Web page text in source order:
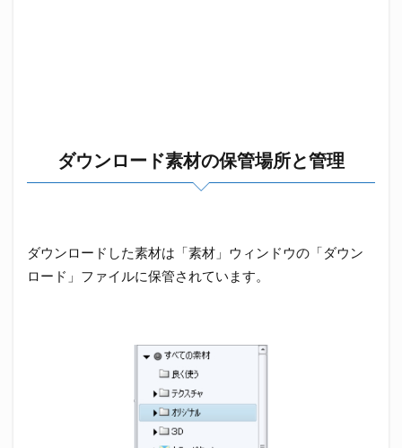
ダウンロード素材の保管場所と管理
ダウンロードした素材は「素材」ウィンドウの「ダウン
ロード」ファイルに保管されています。